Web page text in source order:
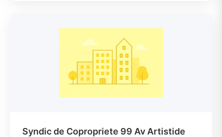
Syndic de Copropriete 99 Av Artistide